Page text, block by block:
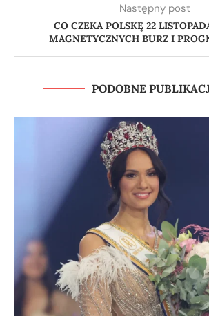
Następny post
CO CZEKA POLSKĘ 22
MAGNETYCZNYCH BURZ I
PODOBNE